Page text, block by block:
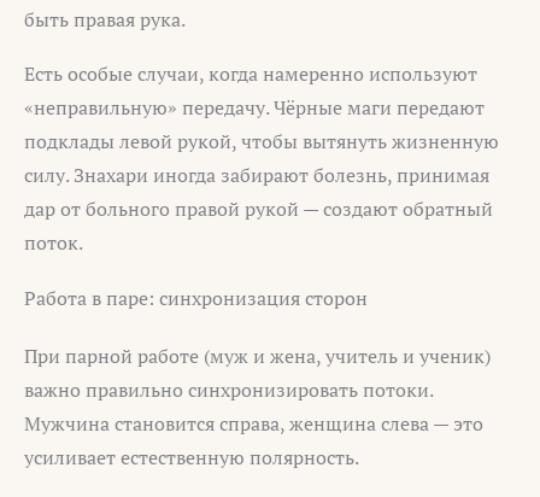
быть правая рука.
Есть особые случаи, когда намеренно используют
«неправильную» передачу. Чёрные маги передают
подклады левой рукой, чтобы вытянуть жизненную
силу. Знахари иногда забирают болезнь, принимая
дар от больного правой рукой — создают обратный
поток.
Работа в паре: синхронизация сторон
При парной работе (муж и жена, учитель и ученик)
важно правильно синхронизировать потоки.
Мужчина становится справа, женщина слева — это
усиливает естественную полярность.